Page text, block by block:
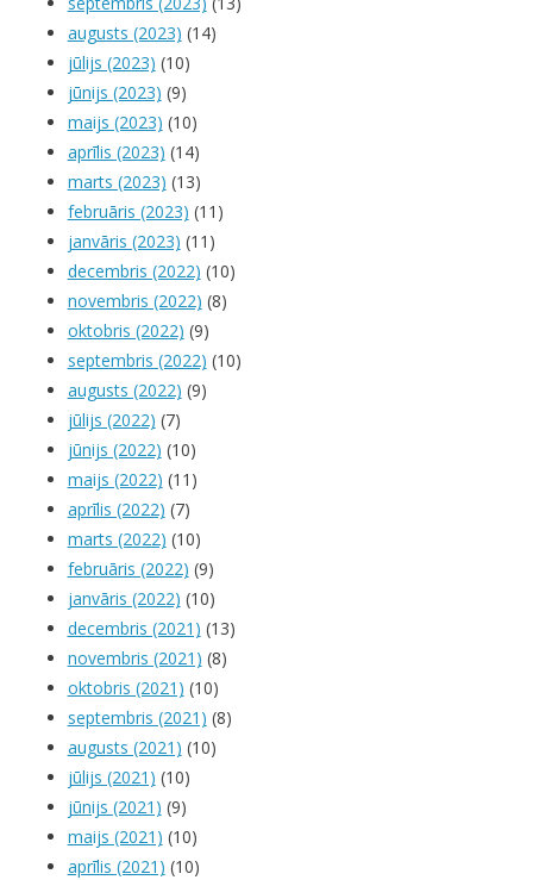
augusts (2023) (14)
jūlijs (2023) (10)
jūnijs (2023) (9)
maijs (2023) (10)
aprīlis (2023) (14)
marts (2023) (13)
februāris (2023) (11)
janvāris (2023) (11)
decembris (2022) (10)
novembris (2022) (8)
oktobris (2022) (9)
septembris (2022) (10)
augusts (2022) (9)
jūlijs (2022) (7)
jūnijs (2022) (10)
maijs (2022) (11)
aprīlis (2022) (7)
marts (2022) (10)
februāris (2022) (9)
janvāris (2022) (10)
decembris (2021) (13)
novembris (2021) (8)
oktobris (2021) (10)
septembris (2021) (8)
augusts (2021) (10)
jūlijs (2021) (10)
jūnijs (2021) (9)
maijs (2021) (10)
aprīlis (2021) (10)